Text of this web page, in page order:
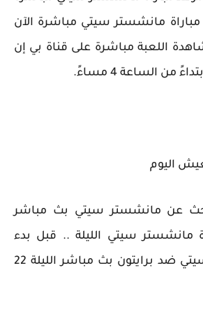
مباراة مانشستر سيتي مباشرة الآن
اللعبة مباشرة على قناة بي إن
اليوم
عن مانشستر سيتي بث مباشر
مانشستر سيتي الليلة .. قبل بدء
مباراة مانشستر سيتي ضد برايتون بث مباشر الليلة 22